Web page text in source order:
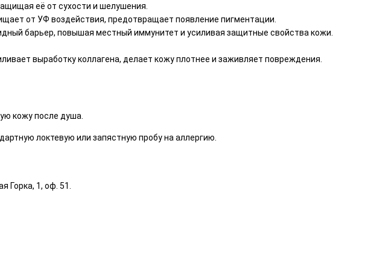
её от сухости и шелушения.
от УФ воздействия, предотвращает появление пигментации.
барьер, повышая местный иммунитет и усиливая защитные свойства кожи.
выработку коллагена, делает кожу плотнее и заживляет повреждения.
кожу после душа.
локтевую или запястную пробу на аллергию.
Горка, 1, оф. 51.